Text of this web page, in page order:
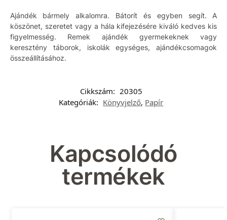
Ajándék bármely alkalomra. Bátorít és egyben segít. A
köszönet, szeretet vagy a hála kifejezésére kiváló kedves kis
figyelmesség. Remek ajándék gyermekeknek vagy
keresztény táborok, iskolák egységes, ajándékcsomagok
összeállításához.
Cikkszám: 20305
Kategóriák: Könyvjelző, Papír
Kapcsolódó
termékek